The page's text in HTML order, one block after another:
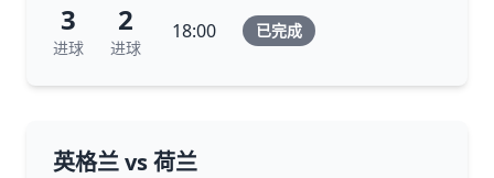
3
进球
2
进球
18:00 已完成
英格兰 vs 荷兰